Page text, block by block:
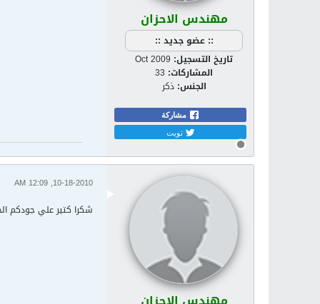
مهندس الاحزان
:: عضو جديد ::
تاريخ التسجيل: Oct 2009
المشاركات: 33
الجنس: ذكر
مشاركة
تويت
10-18-2010, 12:09 AM
شكرا كتير علي جودكم